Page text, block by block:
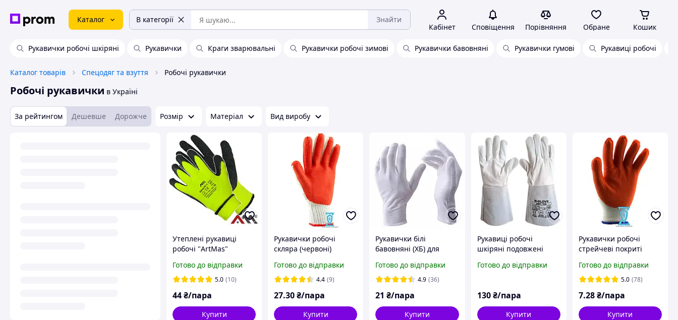
Каталог В категорії Знайти
Кабінет Сповіщення Порівняння Обране Кошик
Рукавички робочі шкіряні Рукавички Краги зварювальні Рукавички робочі зимові Рукавички бавовняні Рукавички гумові Рукавиці робочі
Каталог товарів Спецодяг та взуття Робочі рукавички
Робочі рукавички в Україні
За рейтингом Дешевше Дорожче Розмір Матеріал Вид виробу
Утеплені рукавиці
робочі "ArtMas"
рифленим латексом,
жовто-чорного
Готово до відправки
5.0 (10)
44₴/пара
Купити
Рукавички робочі
скляра (червоні)
Готово до відправки
4.4 (9)
27.30₴/пара
Купити
Рукавички білі
бавовняні (ХБ) для
трикотажні
Готово до відправки
4.9 (36)
21 ₴/пара
Купити
Рукавиці робочі
шкіряні подовжені
розмір для зварювання
Готово до відправки
130 ₴/пара
Купити
Рукавички робочі
стрейчеві покриті
(оранж/сині)
Готово до відправки
5.0 (78)
7.28₴/пара
Купити